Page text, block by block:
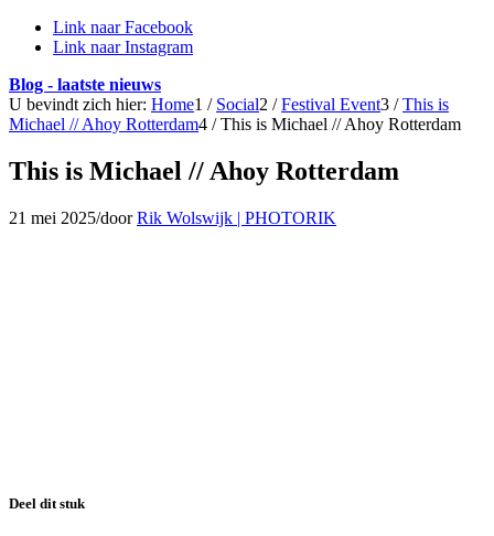
Link naar Facebook
Link naar Instagram
Blog - laatste nieuws
U bevindt zich hier: Home1 / Social2 / Festival Event3 / This is
Michael // Ahoy Rotterdam4 / This is Michael // Ahoy Rotterdam
This is Michael // Ahoy Rotterdam
21 mei 2025/doorRik Wolswijk | PHOTORIK
Deel dit stuk